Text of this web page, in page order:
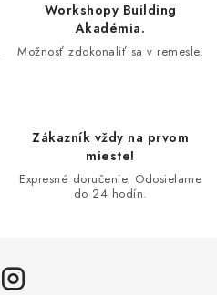
Workshopy Building
Akadémia.
Možnosť zdokonaliť sa v remesle.
Zákazník vždy na prvom
mieste!
Expresné doručenie. Odosielame
do 24 hodín.